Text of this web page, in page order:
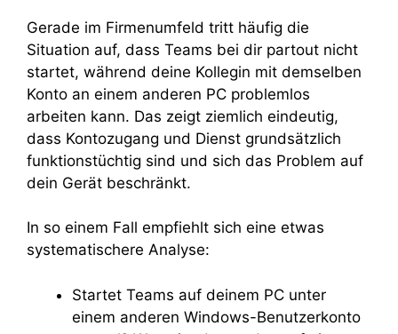
Gerade im Firmenumfeld tritt häufig die
Situation auf, dass Teams bei dir partout nicht
startet, während deine Kollegin mit demselben
Konto an einem anderen PC problemlos
arbeiten kann. Das zeigt ziemlich eindeutig,
dass Kontozugang und Dienst grundsätzlich
funktionstüchtig sind und sich das Problem auf
dein Gerät beschränkt.
In so einem Fall empfiehlt sich eine etwas
systematischere Analyse:
Startet Teams auf deinem PC unter
einem anderen Windows-Benutzerkonto